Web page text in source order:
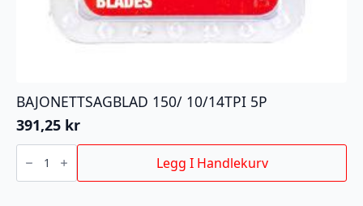
BAJONETTSAGBLAD 150/ 10/14TPI 5P
391,25 kr
BAJONETTSAGBLAD
150/
10/14TPI
5P
Legg I Handlekurv